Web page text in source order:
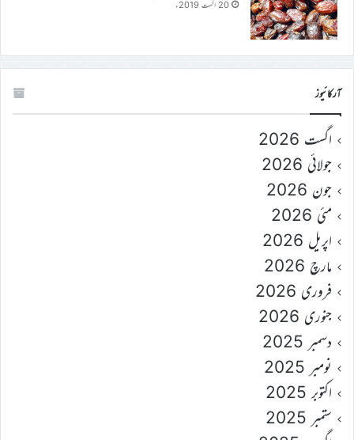
20 اگست 2019ء
آرکائیوز
اگست 2026
جولائی 2026
جون 2026
مئی 2026
اپریل 2026
مارچ 2026
فروری 2026
جنوری 2026
دسمبر 2025
نومبر 2025
اکتوبر 2025
ستمبر 2025